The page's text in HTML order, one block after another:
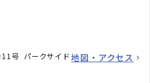
号 パークサイド地図・アクセス